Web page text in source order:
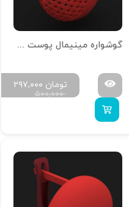
گوشواره مینیمال پوست خور تمام آینه G-M-P-21
۵۰۰,۰۰۰
۲۹۷,۰۰۰ تومان